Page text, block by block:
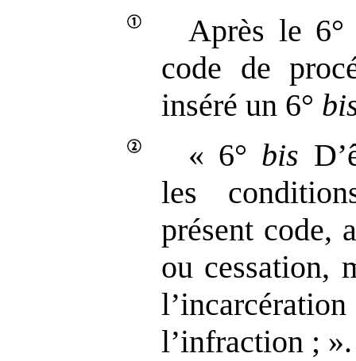
Après le 6°
code de
inséré un 6°
« 6° bis
les
présent code,
ou cessation,
l’infraction ; ».